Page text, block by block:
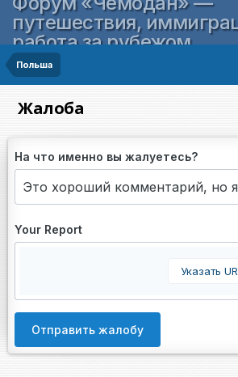
путешествия,
работа за рубежом
Польша
Жалоба
На что именно вы жалуетесь?
Your Report
Указать
Отправить жалобу